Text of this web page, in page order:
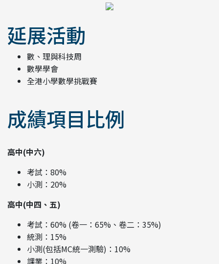
延展活動
數、理與科技周
數學學會
全港小學數學挑戰賽
成績項目比例
高中(中六)
考試：80%
小測：20%
高中(中四、五)
考試：60% (卷一：65%、卷二：35%)
統測：15%
小測(包括MC統一測驗)：10%
課業：10%